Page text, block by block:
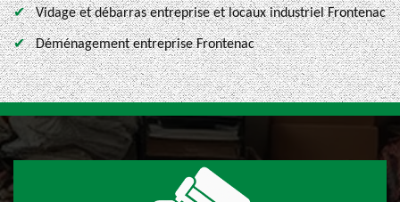
Vidage et débarras entreprise et locaux industriel Frontenac
Déménagement entreprise Frontenac